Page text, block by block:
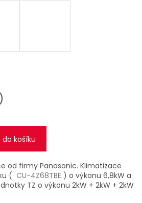
do košíku
od firmy Panasonic. Klimatizace
( CU-4Z68TBE ) o výkonu 6,8kW a
TZ o výkonu 2kW + 2kW + 2kW